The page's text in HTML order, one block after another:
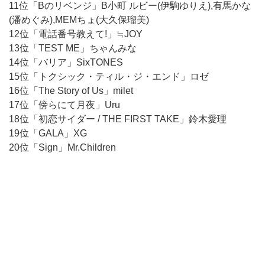
11位「Bのリベンジ」B小町 ルビー(伊駒ゆりえ),有馬かな
(潘めぐみ),MEMちょ(大久保瑠美)
12位「電話番号教えて!」≒JOY
13位「TEST ME」ちゃんみな
14位「バリア」SixTONES
15位「トクシック・ティル・ジ・エンド」ロゼ
16位「The Story of Us」milet
17位「傍らにて月夜」Uru
18位「初恋サイダー / THE FIRST TAKE」鈴木愛理
19位「GALA」XG
20位「Sign」Mr.Children